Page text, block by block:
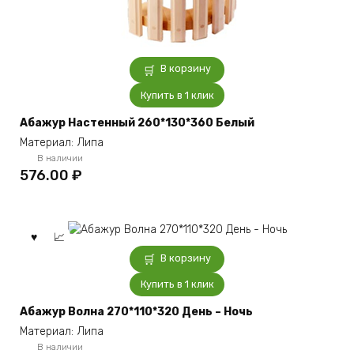
В корзину
Купить в 1 клик
Абажур Настенный 260*130*360 Белый
Материал: Липа
В наличии
576.00 ₽
В корзину
Купить в 1 клик
Абажур Волна 270*110*320 День – Ночь
Материал: Липа
В наличии